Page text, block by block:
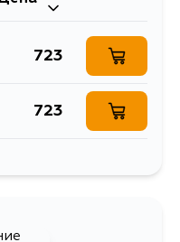
723
723